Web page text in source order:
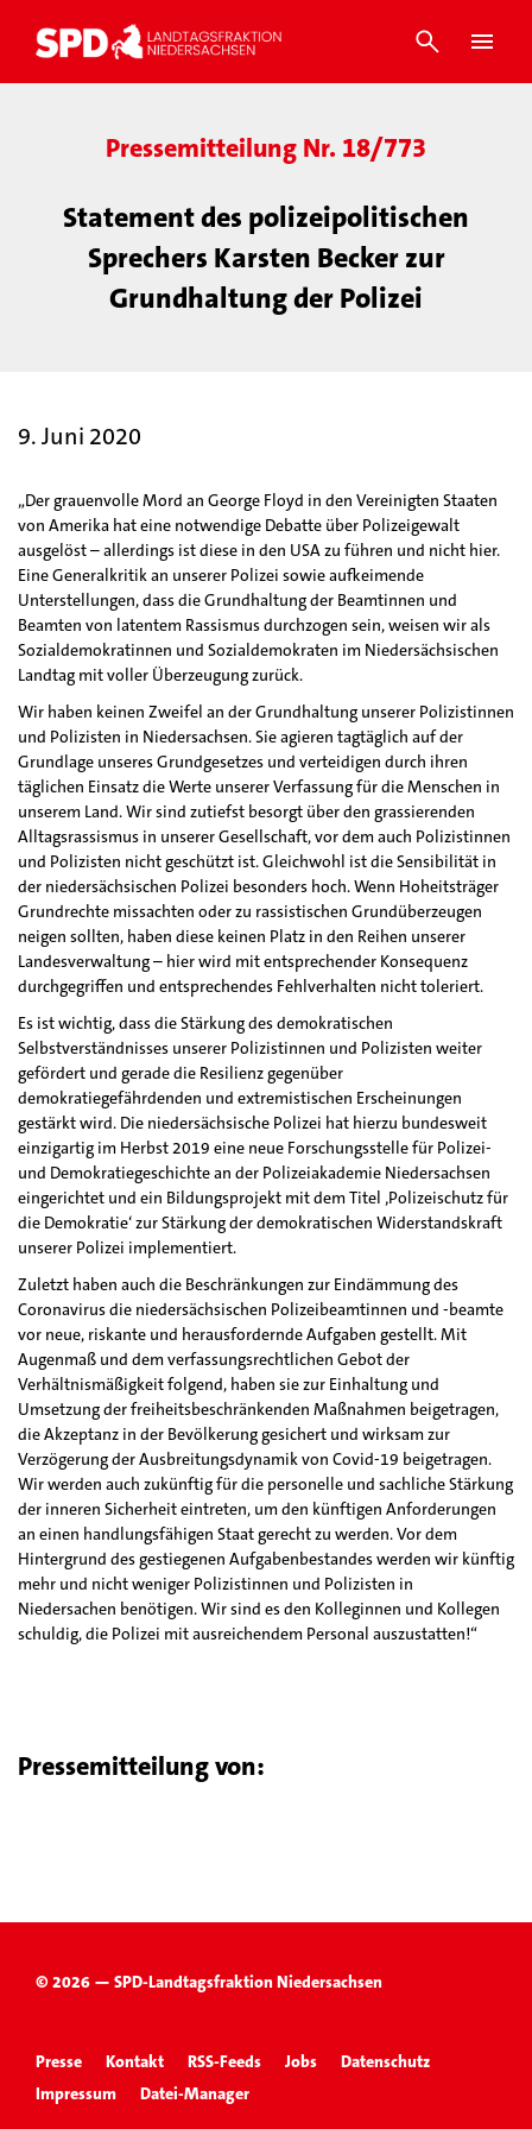
Pressemitteilung Nr. 18/773
Statement des polizeipolitischen
Sprechers Karsten Becker zur
Grundhaltung der Polizei
9. Juni 2020
„Der grauenvolle Mord an George Floyd in den Vereinigten Staaten
von Amerika hat eine notwendige Debatte über Polizeigewalt
ausgelöst – allerdings ist diese in den USA zu führen und nicht hier.
Eine Generalkritik an unserer Polizei sowie aufkeimende
Unterstellungen, dass die Grundhaltung der Beamtinnen und
Beamten von latentem Rassismus durchzogen sein, weisen wir als
Sozialdemokratinnen und Sozialdemokraten im Niedersächsischen
Landtag mit voller Überzeugung zurück.
Wir haben keinen Zweifel an der Grundhaltung unserer Polizistinnen
und Polizisten in Niedersachsen. Sie agieren tagtäglich auf der
Grundlage unseres Grundgesetzes und verteidigen durch ihren
täglichen Einsatz die Werte unserer Verfassung für die Menschen in
unserem Land. Wir sind zutiefst besorgt über den grassierenden
Alltagsrassismus in unserer Gesellschaft, vor dem auch Polizistinnen
und Polizisten nicht geschützt ist. Gleichwohl ist die Sensibilität in
der niedersächsischen Polizei besonders hoch. Wenn Hoheitsträger
Grundrechte missachten oder zu rassistischen Grundüberzeugen
neigen sollten, haben diese keinen Platz in den Reihen unserer
Landesverwaltung – hier wird mit entsprechender Konsequenz
durchgegriffen und entsprechendes Fehlverhalten nicht toleriert.
Es ist wichtig, dass die Stärkung des demokratischen
Selbstverständnisses unserer Polizistinnen und Polizisten weiter
gefördert und gerade die Resilienz gegenüber
demokratiegefährdenden und extremistischen Erscheinungen
gestärkt wird. Die niedersächsische Polizei hat hierzu bundesweit
einzigartig im Herbst 2019 eine neue Forschungsstelle für Polizei-
und Demokratiegeschichte an der Polizeiakademie Niedersachsen
eingerichtet und ein Bildungsprojekt mit dem Titel ‚Polizeischutz für
die Demokratie‘ zur Stärkung der demokratischen Widerstandskraft
unserer Polizei implementiert.
Zuletzt haben auch die Beschränkungen zur Eindämmung des
Coronavirus die niedersächsischen Polizeibeamtinnen und -beamte
vor neue, riskante und herausfordernde Aufgaben gestellt. Mit
Augenmaß und dem verfassungsrechtlichen Gebot der
Verhältnismäßigkeit folgend, haben sie zur Einhaltung und
Umsetzung der freiheitsbeschränkenden Maßnahmen beigetragen,
die Akzeptanz in der Bevölkerung gesichert und wirksam zur
Verzögerung der Ausbreitungsdynamik von Covid-19 beigetragen.
Wir werden auch zukünftig für die personelle und sachliche Stärkung
der inneren Sicherheit eintreten, um den künftigen Anforderungen
an einen handlungsfähigen Staat gerecht zu werden. Vor dem
Hintergrund des gestiegenen Aufgabenbestandes werden wir künftig
mehr und nicht weniger Polizistinnen und Polizisten in
Niedersachen benötigen. Wir sind es den Kolleginnen und Kollegen
schuldig, die Polizei mit ausreichendem Personal auszustatten!“
Pressemitteilung von:
© 2026 — SPD-Landtagsfraktion Niedersachsen
Presse Kontakt RSS-Feeds Jobs
Datenschutz
Impressum
Datei-Manager